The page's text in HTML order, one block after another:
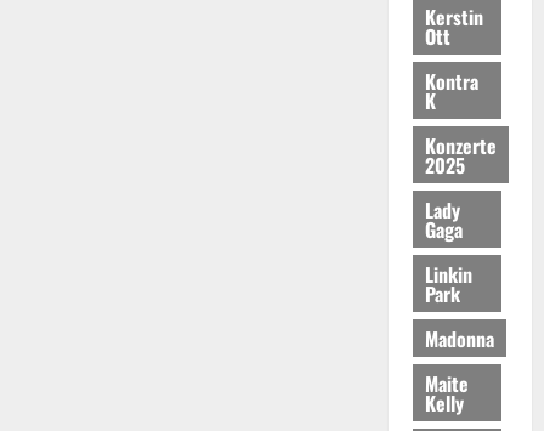
Kerstin
Ott
Kontra
K
Konzerte
2025
Lady
Gaga
Linkin
Park
Madonna
Maite
Kelly